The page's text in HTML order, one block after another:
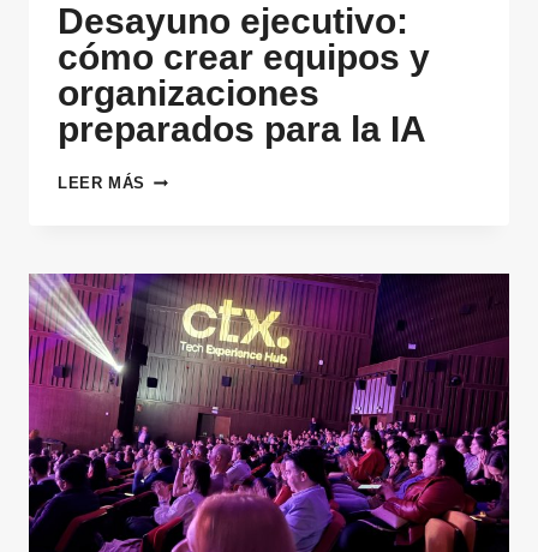
Desayuno ejecutivo:
cómo crear equipos y
organizaciones
preparados para la IA
LEER MÁS DESAYUNO
EQUIPOS
Y
ORGANIZACIONES
PREPARADOS
PARA
LA
IA